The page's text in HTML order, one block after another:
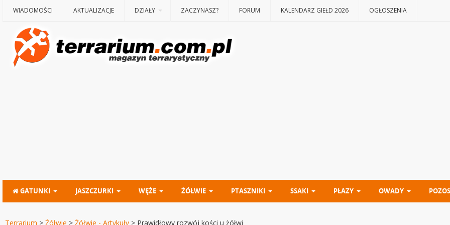
WIADOMOŚCI AKTUALIZACJE DZIAŁY ZACZYNASZ? FORUM KALENDARZ GIEŁD 2026 OGŁOSZENIA
GATUNKI JASZCZURKI WĘŻE ŻÓŁWIE PTASZNIKI SSAKI PŁAZY OWADY
Terrarium > Żółwie > Żółwie - Artykuły > Prawidłowy rozwój kości u żółwi